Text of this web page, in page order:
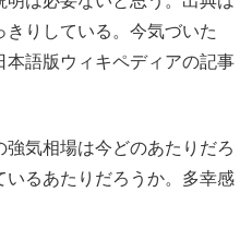
きりしている。今気づいた
語版ウィキペディアの記事
気相場は今どのあたりだろ
いるあたりだろうか。多幸感